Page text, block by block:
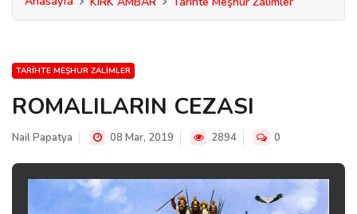
TARIHTE MEŞHUR ZALIMLER
ROMALILARIN CEZASI
Nail Papatya 08 Mar, 2019 2894 0